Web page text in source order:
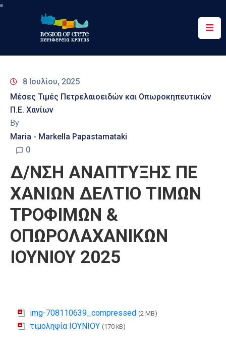
Περιφέρεια
&
Δράσεις
Ψηφιακές
Υπηρεσίες
Επικοινωνία
8 Ιουλίου, 2025
Μέσες Τιμές Πετρελαιοειδών και Οπωροκηπευτικών
Π.Ε. Χανίων
By
Maria - Markella Papastamataki
0
Δ/ΝΣΗ ΑΝΑΠΤΥΞΗΣ ΠΕ
ΧΑΝΙΩΝ ΔΕΛΤΙΟ ΤΙΜΩΝ
ΤΡΟΦΙΜΩΝ &
ΟΠΩΡΟΛΑΧΑΝΙΚΩΝ
ΙΟΥΝΙΟΥ 2025
img-708110639_compressed (2 MB)
τιμοληψία ΙΟΥΝΙΟΥ (170 kB)